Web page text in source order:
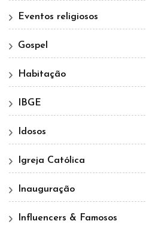
Eventos religiosos
Gospel
Habitação
IBGE
Idosos
Igreja Católica
Inauguração
Influencers & Famosos